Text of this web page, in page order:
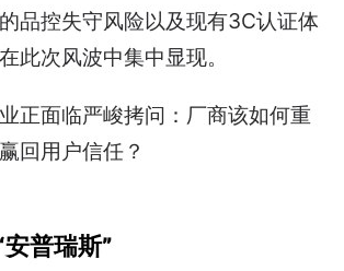
品控失守风险以及现有3C认证体
此次风波中集中显现。
正面临严峻拷问：厂商该如何重
回用户信任？
普瑞斯”